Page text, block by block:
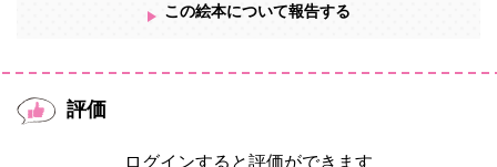
この絵本について報告する
評価
ログインすると評価ができます